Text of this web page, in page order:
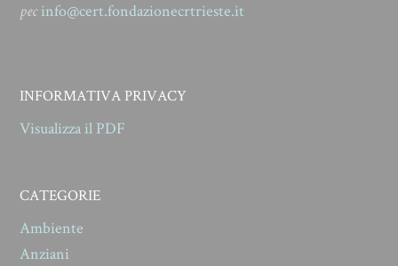
pecinfo@cert.fondazionecrtrieste.it
INFORMATIVA PRIVACY
Visualizza il PDF
CATEGORIE
Ambiente
Anziani